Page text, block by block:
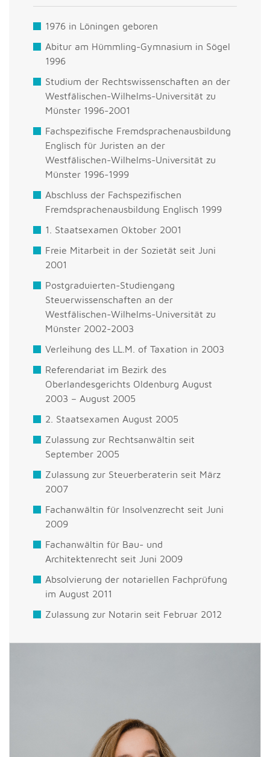
1976 in Löningen geboren
Abitur am Hümmling-Gymnasium in Sögel
1996
Studium der Rechtswissenschaften an der
Westfälischen-Wilhelms-Universität zu
Münster 1996-2001
Fachspezifische Fremdsprachenausbildung
Englisch für Juristen an der
Westfälischen-Wilhelms-Universität zu
Münster 1996-1999
Abschluss der Fachspezifischen
Fremdsprachenausbildung Englisch 1999
1. Staatsexamen Oktober 2001
Freie Mitarbeit in der Sozietät seit Juni
2001
Postgraduierten-Studiengang
Steuerwissenschaften an der
Westfälischen-Wilhelms-Universität zu
Münster 2002-2003
Verleihung des LL.M. of Taxation in 2003
Referendariat im Bezirk des
Oberlandesgerichts Oldenburg August
2003 – August 2005
2. Staatsexamen August 2005
Zulassung zur Rechtsanwältin seit
September 2005
Zulassung zur Steuerberaterin seit März
2007
Fachanwältin für Insolvenzrecht seit Juni
2009
Fachanwältin für Bau- und
Architektenrecht seit Juni 2009
Absolvierung der notariellen Fachprüfung
im August 2011
Zulassung zur Notarin seit Februar 2012